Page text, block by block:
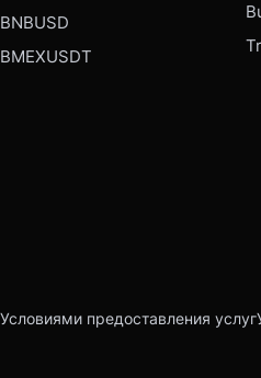
BNBUSD
BMEXUSDT
Условиями предоставления услуг